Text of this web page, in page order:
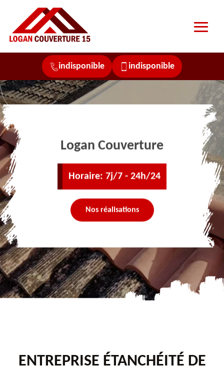
indisponible indisponible
Logan Couverture
Horaire: 7j/7 - 24h/24
Nos réalisations
ENTREPRISE ÉTANCHÉITÉ DE